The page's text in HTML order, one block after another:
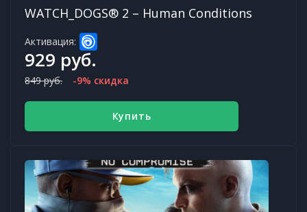
WATCH_DOGS® 2 – Human Conditions
Активация:
929 руб.
849 руб. -9% скидка
Купить